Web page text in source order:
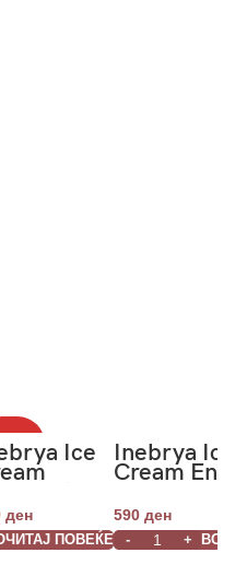
ЗА
Ice
Care
mL
ден
ПОВЕЌЕ
Inebrya Ice
Cream
590 ден
ВО